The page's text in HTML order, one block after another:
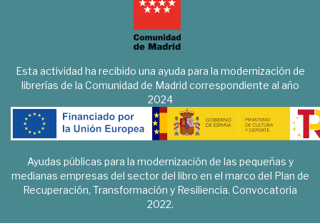
Esta actividad ha recibido una ayuda para la modernización de
librerías de la Comunidad de Madrid correspondiente al año
2024
Ayudas públicas para la modernización de las pequeñas y
medianas empresas del sector del libro en el marco del Plan de
Recuperación, Transformación y Resiliencia. Convocatoria
2022.